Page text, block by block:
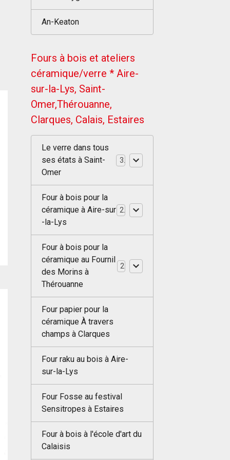
An-Keaton
Fours à bois et ateliers
céramique/verre * Aire-
sur-la-Lys, Saint-
Omer,Thérouanne,
Clarques, Calais, Estaires
Le verre dans tous
ses états à Saint-
Omer
Four à bois pour la
céramique à Aire-sur
-la-Lys
Four à bois pour la
céramique au Fournil
des Morins à
Thérouanne
Four papier pour la
céramique À travers
champs à Clarques
Four raku au bois à Aire-
sur-la-Lys
Four Fosse au festival
Sensitropes à Estaires
Four à bois à l'école d'art du
Calaisis